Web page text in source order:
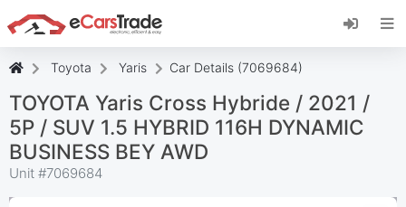
Instalați aplicația web eCarsTrade, adăugați-o
pe ecranul de pornire și primiți actualizări
Toyota Yaris Car Details (7069684)
TOYOTA Yaris Cross Hybride / 2021 /
5P / SUV 1.5 HYBRID 116H DYNAMIC
BUSINESS BEY AWD
Unit #7069684